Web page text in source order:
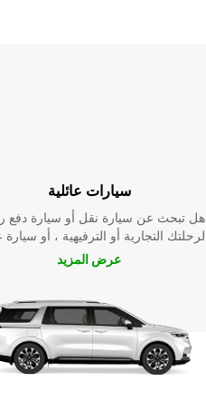
سيارات عائلية
هل تبحث عن سيارة نقل أو سيارة دفع
لرحلتك التجارية أو الترفيهية ، أو سيارة
عرض المزيد